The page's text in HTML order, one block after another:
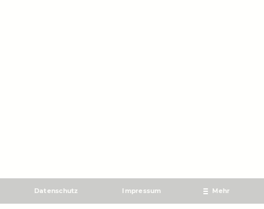
Datenschutz Impressum Mehr